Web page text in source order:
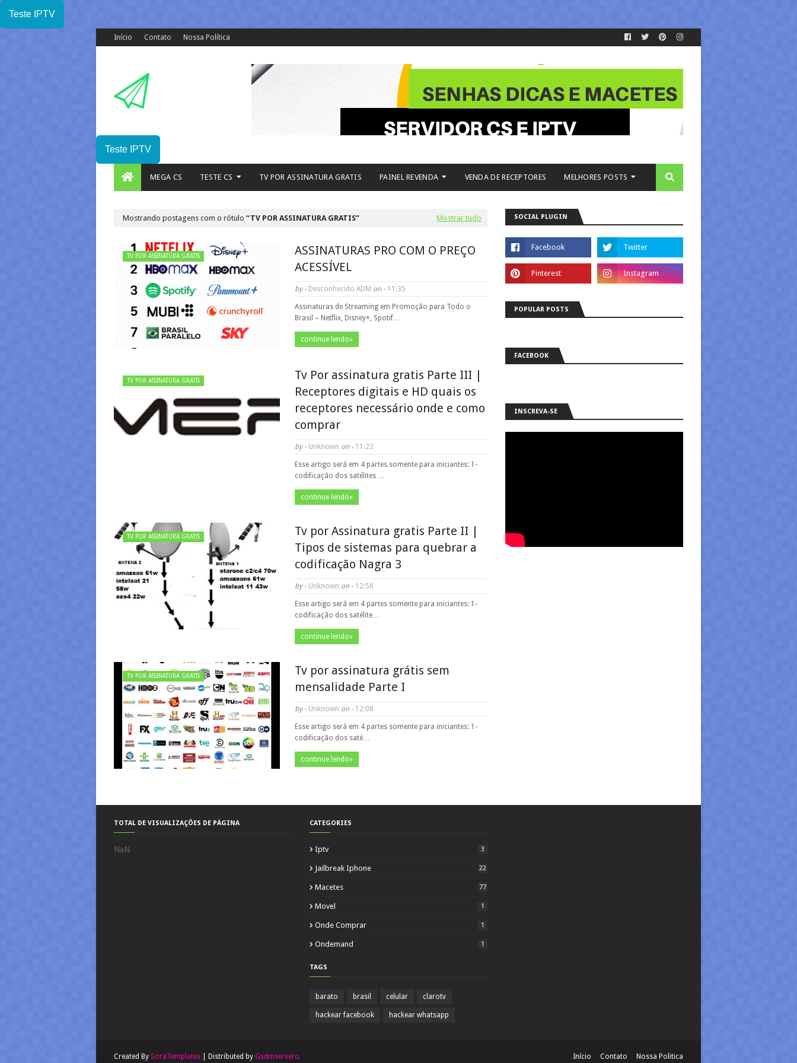
Teste IPTV
Início Contato Nossa Política
Teste IPTV
MEGA CS TESTE CS TV POR ASSINATURA GRATIS PAINEL REVENDA VENDA DE RECEPTORES MELHORES POSTS
Mostrando postagens com o rótulo TV POR ASSINATURA GRATIS Mostrar tudo
TV POR ASSINATURA GRATIS
ASSINATURAS PRO COM O PREÇO
ACESSÍVEL
by - Desconhecido ADM on - 11:35
Assinaturas de Streaming em Promoção para Todo o
Brasil – Netflix, Disney+, Spotif…
continue lendo»
TV POR ASSINATURA GRATIS
Tv Por assinatura gratis Parte III |
Receptores digitais e HD quais os
receptores necessário onde e como
comprar
by - Unknown on - 11:22
Esse artigo será em 4 partes somente para iniciantes: 1-
codificação dos satélites …
continue lendo»
TV POR ASSINATURA GRATIS
Tv por Assinatura gratis Parte II |
Tipos de sistemas para quebrar a
codificação Nagra 3
by - Unknown on - 12:56
Esse artigo será em 4 partes somente para iniciantes: 1-
codificação dos satélite…
continue lendo»
TV POR ASSINATURA GRATIS
Tv por assinatura grátis sem
mensalidade Parte I
by - Unknown on - 12:08
Esse artigo será em 4 partes somente para iniciantes: 1-
codificação dos saté…
continue lendo»
SOCIAL PLUGIN
POPULAR POSTS
FACEBOOK
INSCREVA-SE
TOTAL DE VISUALIZAÇÕES DE PÁGINA
NaN
CATEGORIES
Iptv 3
Jailbreak Iphone 22
Macetes 77
Movel 1
Onde Comprar 1
Ondemand 1
TAGS
barato brasil celular clarotv
hackear facebook hackear whatsapp
Início Contato Nossa Politica
Created By SoraTemplates | Distributed by Gsdmservero